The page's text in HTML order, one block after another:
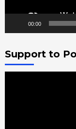
00:00
Support to